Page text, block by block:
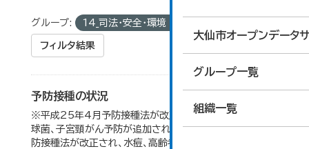
大仙市オープンデータ
グループ一覧
組織一覧
グループ: 14_司法・安全・環境
フィルタ結果
予防接種の状況
※平成25年4月予防接種法が改正され、ヒブ、小児用肺炎
球菌、子宮頸がん予防が追加された。 ※平成26年10月予
防接種法が改正され、水痘、高齢者肺炎球菌が追加され